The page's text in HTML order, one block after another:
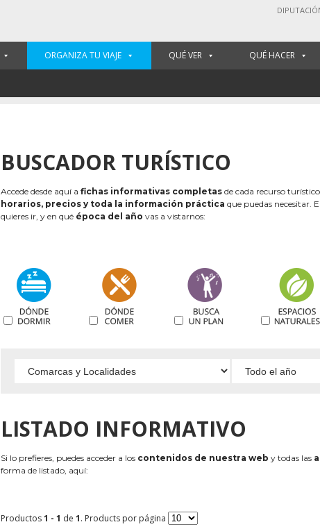
ORGANIZA TU VIAJE QUÉ VER QUÉ HACER
BUSCADOR TURÍSTICO
Accede desde aquí a fichas informativas completas de cada recurso
horarios, precios y toda la información práctica que puedas necesitar.
quieres ir, y en qué época del año vas a vistarnos:
LISTADO INFORMATIVO
Si lo prefieres, puedes acceder a los contenidos de nuestra web y todas las
forma de listado, aquí:
Productos1 - 1 de 1. Products por página